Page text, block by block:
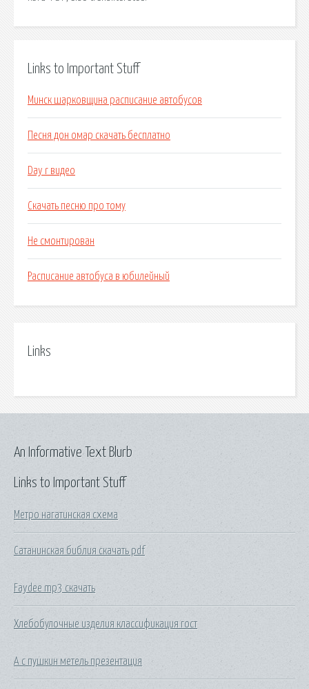
Links to Important Stuff
Минск шарковщина расписание автобусов
Песня дон омар скачать бесплатно
Day r видео
Скачать песню про тому
Не смонтирован
Расписание автобуса в юбилейный
Links
Links to Important Stuff
Метро нагатинская схема
Сатанинская библия скачать pdf
Faydee mp3 скачать
Хлебобулочные изделия классификация гост
А с пушкин метель презентация
An Informative Text Blurb